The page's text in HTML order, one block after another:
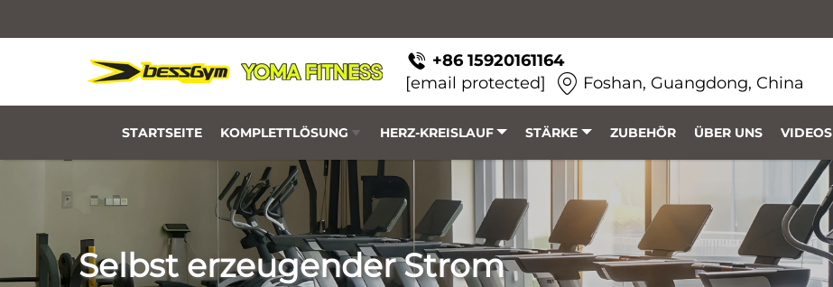
+86 15920161164
[email protected]
Foshan, Guangdong, China
STARTSEITE KOMPLETTLÖSUNG HERZ-KREISLAUF STÄRKE ZUBEHÖR ÜBER UNS VIDEOS
Selbst erzeugender Strom